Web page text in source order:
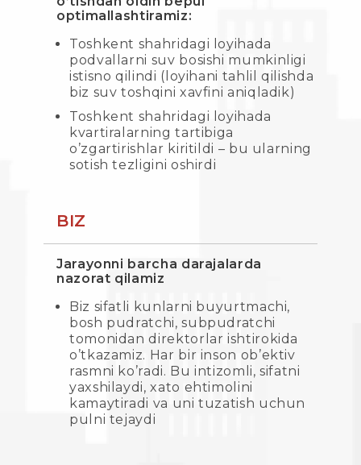
optimallashtiramiz:
Toshkent shahridagi loyihada
podvallarni suv bosishi mumkinligi
istisno qilindi (loyihani tahlil qilishda
biz suv toshqini xavfini aniqladik)
Toshkent shahridagi loyihada
kvartiralarning tartibiga
o’zgartirishlar kiritildi – bu ularning
sotish tezligini oshirdi
BIZ
Jarayonni barcha darajalarda
nazorat qilamiz
Biz sifatli kunlarni buyurtmachi,
bosh pudratchi, subpudratchi
tomonidan direktorlar ishtirokida
o’tkazamiz. Har bir inson ob’ektiv
rasmni ko’radi. Bu intizomli, sifatni
yaxshilaydi, xato ehtimolini
kamaytiradi va uni tuzatish uchun
pulni tejaydi